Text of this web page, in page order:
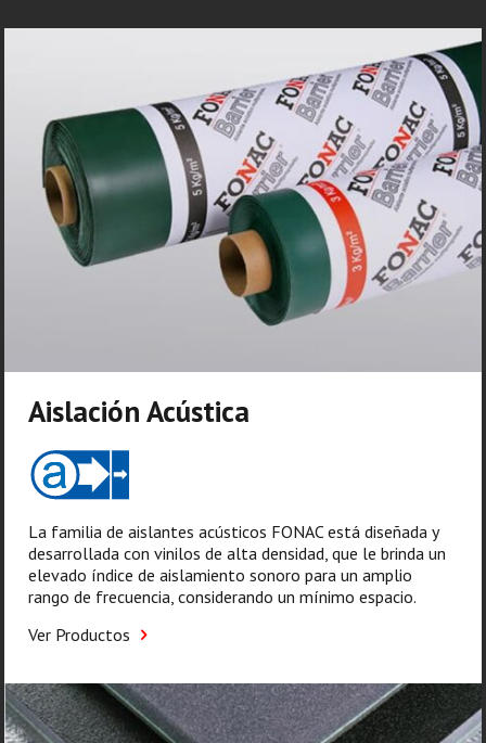
Aislación Acústica
La familia de aislantes acústicos FONAC está diseñada y
desarrollada con vinilos de alta densidad, que le brinda un
elevado índice de aislamiento sonoro para un amplio
rango de frecuencia, considerando un mínimo espacio.
Ver Productos